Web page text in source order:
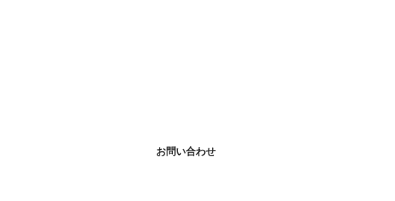
お問い合わせ